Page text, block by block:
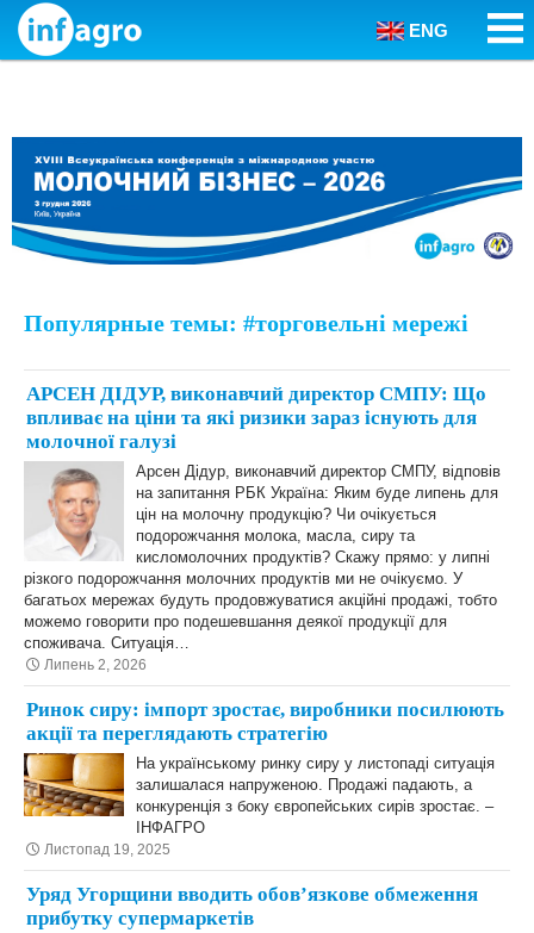
Skip to content
ENG
Популярные темы: #торговельні мережі
АРСЕН ДІДУР, виконавчий директор СМПУ: Що
впливає на ціни та які ризики зараз існують для
молочної галузі
Арсен Дідур, виконавчий директор СМПУ, відповів
на запитання РБК Україна: Яким буде липень для
цін на молочну продукцію? Чи очікується
подорожчання молока, масла, сиру та
кисломолочних продуктів? Скажу прямо: у липні
різкого подорожчання молочних продуктів ми не очікуємо. У
багатьох мережах будуть продовжуватися акційні продажі, тобто
можемо говорити про подешевшання деякої продукції для
споживача. Ситуація…
Липень 2, 2026
Ринок сиру: імпорт зростає, виробники посилюють
акції та переглядають стратегію
На українському ринку сиру у листопаді ситуація
залишалася напруженою. Продажі падають, а
конкуренція з боку європейських сирів зростає. –
ІНФАГРО
Листопад 19, 2025
Уряд Угорщини вводить обовʼязкове обмеження
прибутку супермаркетів